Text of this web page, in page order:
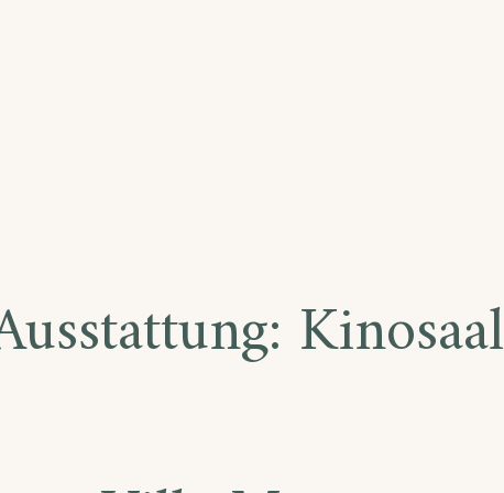
Kinosaal